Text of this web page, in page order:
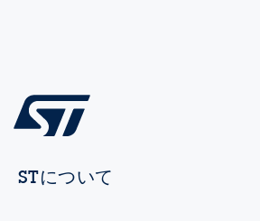
STについて